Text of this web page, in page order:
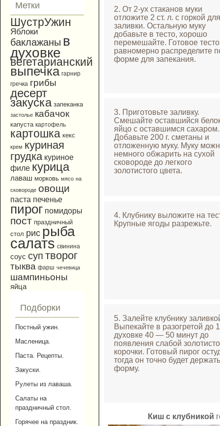
Метки
ШустрУжин
Яблоки
баклажаны в
духовке
вегетарианский
выпечка гарнир
гречка грибы
десерт
закуска запеканка
застолье кабачок
капуста картофель
картошка кекс
крем куриная
грудка куриное
филе курица
лаваш морковь мясо на
сковороде овощи
паста печенье
пирог помидоры
пост праздничный
стол рис рыба
салатs свинина
соус суп творог
тыква фарш чечевица
шампиньоны
яйца
Подборки
Постный ужин.
Масленица.
Паста. Рецепты.
Закуски.
Рулеты из лаваша.
Салаты на
праздничный стол.
Горячее на праздник.
2. От 2-ух стаканов муки
отложите 2 ст. л. с горкой для
заливки. Остальную муку
добавьте в тесто, хорошо
перемешайте. Готовое тесто
равномерно распределите
форме для запекания.
3. Приготовьте заливку.
Смешайте оставшийся
яйцо с оставшимся сахаром.
Добавьте 200 г. сметаны и
отложенную муку. Муку
немного обжарить на сухой
сковороде до легкого
золотистого цвета.
4. Клубнику выложите на
Крупные ягоды разрежьте.
5. Залейте клубнику
Выпекайте в разогретой до
духовке 40 — 50 минут до
появления слабой
корочки. Готовый пирог
тогда он точно будет держать
форму.
Киш с клубникой